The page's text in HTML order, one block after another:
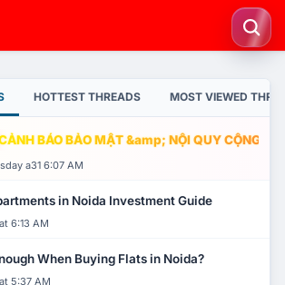
HOTTEST THREADS MOST VIEWED
BÁO BẢO MẬT &amp; NỘI QUY CỘNG
a31 6:07 AM
in Noida Investment Guide
6:13 AM
When Buying Flats in Noida?
5:37 AM